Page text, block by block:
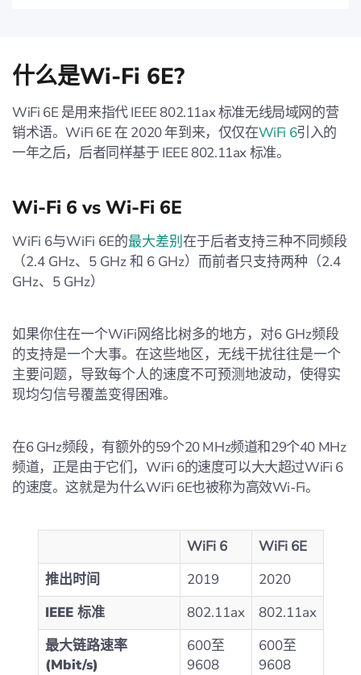
什么是Wi-Fi 6E?
WiFi 6E 是用来指代 IEEE 802.11ax 标准无线局域网的营
销术语。WiFi 6E 在 2020 年到来，仅仅在WiFi 6引入的
一年之后，后者同样基于 IEEE 802.11ax 标准。
Wi-Fi 6 vs Wi-Fi 6E
WiFi 6与WiFi 6E的最大差别在于后者支持三种不同频段
（2.4 GHz、5 GHz 和 6 GHz）而前者只支持两种（2.4
GHz、5 GHz）
如果你住在一个WiFi网络比树多的地方，对6 GHz频段
的支持是一个大事。在这些地区，无线干扰往往是一个
主要问题，导致每个人的速度不可预测地波动，使得实
现均匀信号覆盖变得困难。
在6 GHz频段，有额外的59个20 MHz频道和29个40 MHz
频道，正是由于它们，WiFi 6的速度可以大大超过WiFi 6
的速度。这就是为什么WiFi 6E也被称为高效Wi-Fi。
WiFi 6
WiFi 6E
推出时间
2019
2020
IEEE 标准
802.11ax
802.11ax
最大链路速率
(Mbit/s)
600至
9608
600至
9608